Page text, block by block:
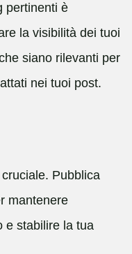
pertinenti è
la visibilità dei tuoi
siano rilevanti per
nei tuoi post.
Pubblica
mantenere
e stabilire la tua